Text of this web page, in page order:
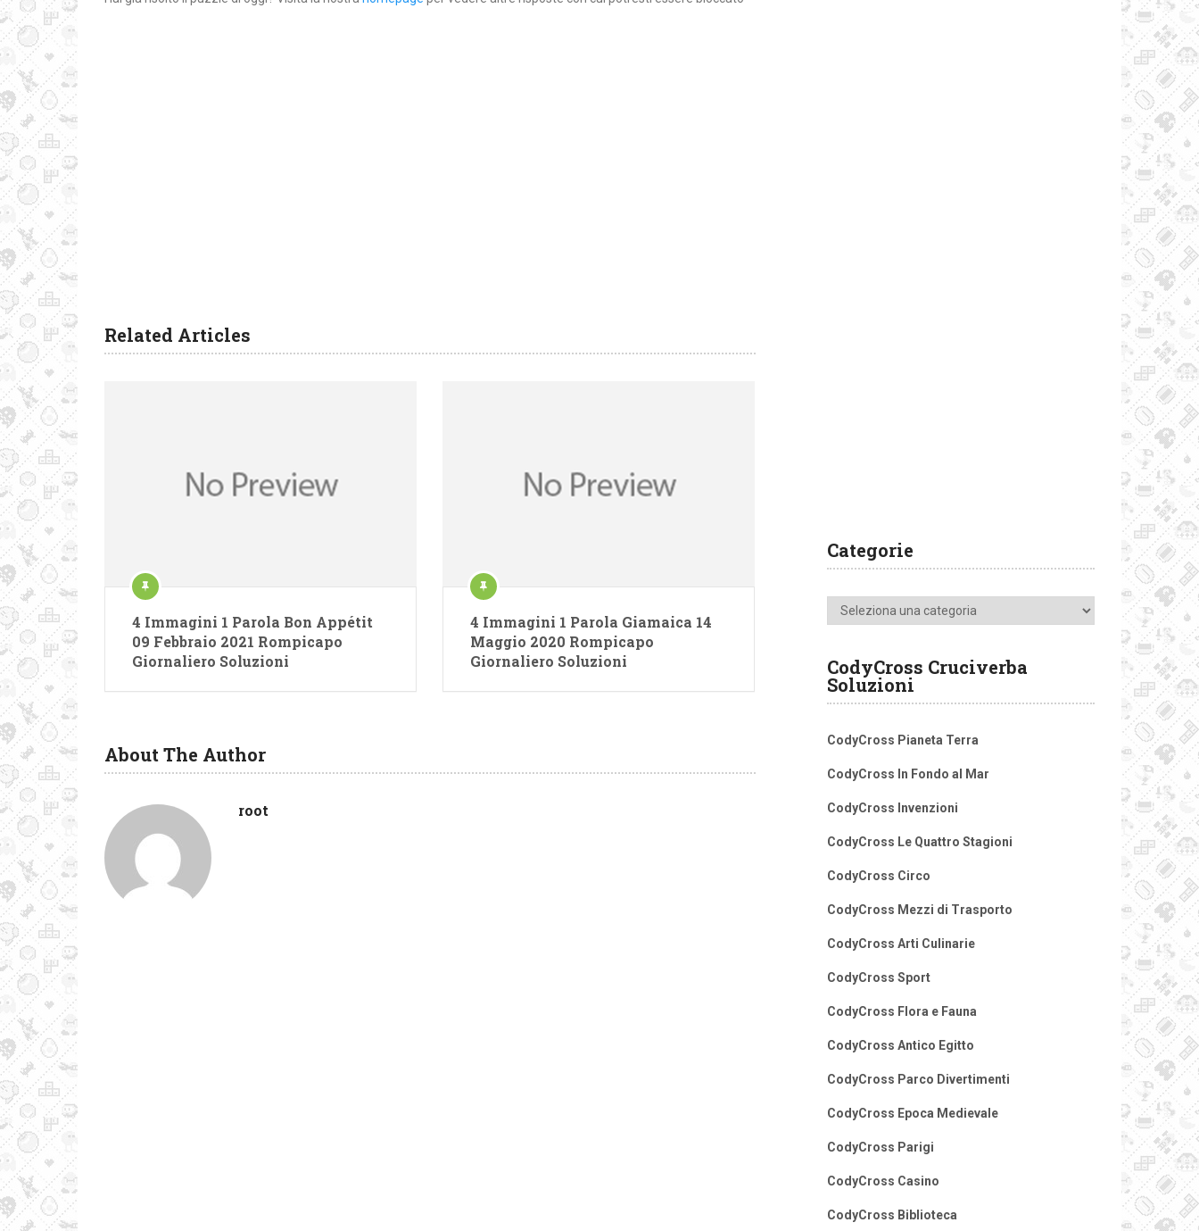
Related Articles
4 Immagini 1 Parola Bon Appétit
09 Febbraio 2021 Rompicapo
Giornaliero Soluzioni
4 Immagini 1 Parola Giamaica 14
Maggio 2020 Rompicapo
Giornaliero Soluzioni
About The Author
root
Categorie
Categorie
CodyCross Cruciverba
Soluzioni
CodyCross Pianeta Terra
CodyCross In Fondo al Mar
CodyCross Invenzioni
CodyCross Le Quattro Stagioni
CodyCross Circo
CodyCross Mezzi di Trasporto
CodyCross Arti Culinarie
CodyCross Sport
CodyCross Flora e Fauna
CodyCross Antico Egitto
CodyCross Parco Divertimenti
CodyCross Epoca Medievale
CodyCross Parigi
CodyCross Casino
CodyCross Biblioteca